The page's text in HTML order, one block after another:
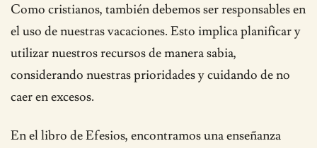
Como cristianos, también debemos ser responsables en
el uso de nuestras vacaciones. Esto implica planificar y
utilizar nuestros recursos de manera sabia,
considerando nuestras prioridades y cuidando de no
caer en excesos.
En el libro de Efesios, encontramos una enseñanza